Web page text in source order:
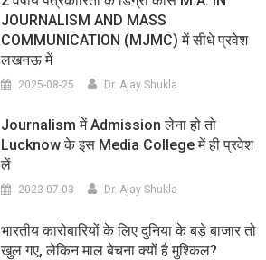
JOURNALISM AND MASS
COMMUNICATION (MJMC) में सीधे प्रवेश
लखनऊ में
2025-08-25 Dr. Ajay Shukla
Journalism में Admission लेना हो तो
Lucknow के इस Media College में ही प्रवेश
लें
2023-07-03 Dr. Ajay Shukla
भारतीय कारोबारियों के लिए दुनिया के बड़े बाजार तो
खुल गए, लेकिन माल बेचना क्यों है मुश्किल?